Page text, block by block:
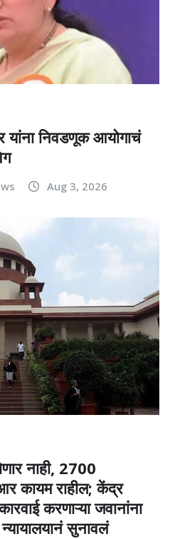
यांना निवडणूक आयोगाचं
Aug 3, 2026
नाही, 2700
कायम राहील; केंद्र
करणाऱ्या जवानांना
सुनावलं